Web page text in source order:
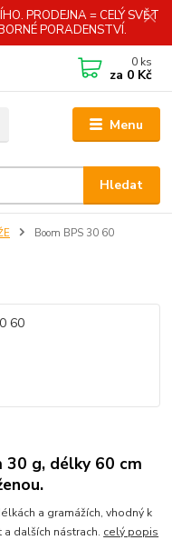
PRODEJNA = CELÝ SVĚT
PORADENSTVÍ.
Menu
Hledat
0 ks
za 0 Kč
Boom BPS 30 60
30 g, délky 60 cm
a gramážích, vhodný k
dalších nástrach. celý popis